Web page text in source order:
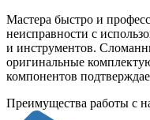
Мастера быстро и
неисправности с
и инструментов.
оригинальные
компонентов
Преимущества работы с